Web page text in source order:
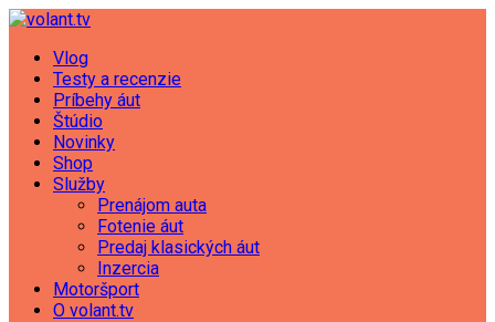
Vlog
Testy a recenzie
Príbehy áut
Štúdio
Novinky
Shop
Služby
Prenájom auta
Fotenie áut
Predaj klasických áut
Inzercia
Motoršport
O volant.tv